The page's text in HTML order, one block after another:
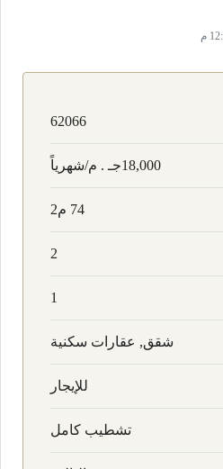
62066
18,000جـ . م/شهرياً
74 م2
2
1
شقق, عقارات سكنية
للإيجار
تشطيب كامل